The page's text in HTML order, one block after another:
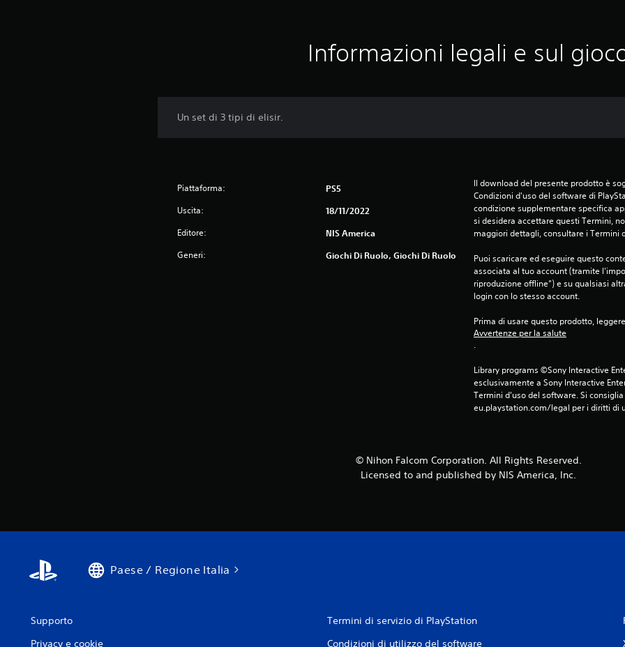
Informazioni legali e sul
Un set di 3 tipi di elisir.
Piattaforma: PS5
Uscita: 18/11/2022
Editore: NIS America
Generi: Giochi Di Ruolo, Giochi Di Ruolo
Il download del presente prodotto è
Condizioni d'uso del software di
condizione supplementare specifica
si desidera accettare questi Termini,
maggiori dettagli, consultare i Termini
Puoi scaricare ed eseguire questo
associata al tuo account (tramite
riproduzione offline”) e su qualsiasi
login con lo stesso account.
Prima di usare questo prodotto,
Avvertenze per la salute
.
Library programs ©Sony Interactive
esclusivamente a Sony Interactive
Termini d'uso del software. Si
eu.playstation.com/legal per i diritti di
© Nihon Falcom Corporation. All Rights Reserved.
Licensed to and published by NIS America, Inc.
Paese / Regione Italia
Supporto
Privacy e cookie
Termini di servizio di PlayStation
Condizioni di utilizzo del software